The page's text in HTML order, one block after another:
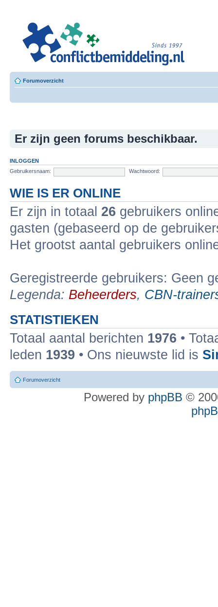
Forumoverzicht
Er zijn geen forums beschikbaar.
INLOGGEN
Gebruikersnaam:
Wachtwoord:
WIE IS ER ONLINE
Er zijn in totaal 26 gebruikers
gasten (gebaseerd op de
Het grootst aantal gebruikers
Geregistreerde gebruikers: Geen
Legenda: Beheerders, CBN-
STATISTIEKEN
Totaal aantal berichten 1976 •
leden 1939 • Ons nieuwste lid is
Forumoverzicht
Powered by phpBB ©